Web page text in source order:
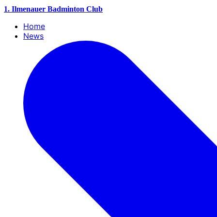
1. Ilmenauer Badminton Club
Home
News